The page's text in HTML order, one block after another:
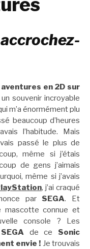
en 2D sur
souvenir incroyable
m’a énormément plu
beaucoup d’heures
l’habitude. Mais
passé le plus de
même si j’étais
de gens j’aimais
même si j’avais
, j’ai craqué
par SEGA. Et
mascotte connue et
console ? Les
SEGA de ce Sonic
envie ! Je trouvais